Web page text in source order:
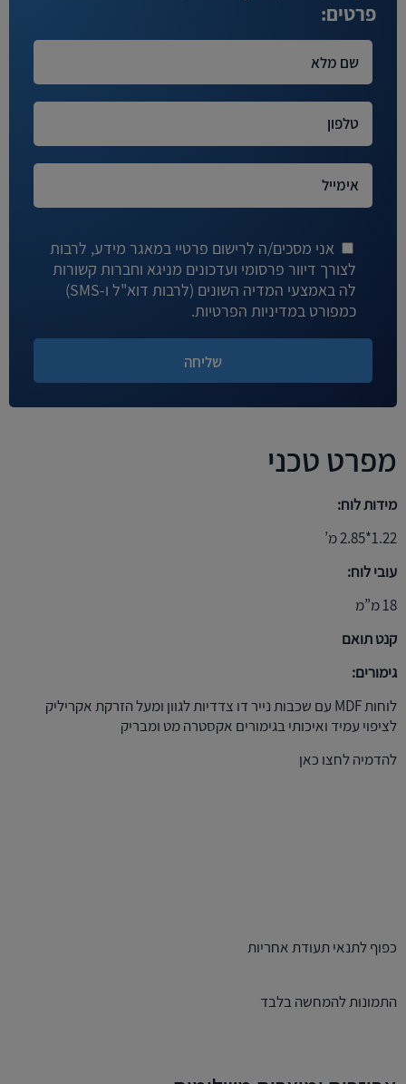
פרטים:
אני מסכים/ה לרישום פרטיי במאגר מידע, לרבות
לצורך דיוור פרסומי ועדכונים מניגא וחברות קשורות
לה באמצעי המדיה השונים (לרבות דוא"ל ו-SMS)
כמפורט במדיניות הפרטיות.
מפרט טכני
מידות לוח:
1.22*2.85 מ’
עובי לוח:
18 מ”מ
קנט תואם
גימורים:
לוחות MDF עם שכבות נייר דו צדדיות לגוון ומעל הזרקת אקריליק
לציפוי עמיד ואיכותי בגימורים אקסטרה מט ומבריק
להדמיה לחצו כאן
כפוף לתנאי תעודת אחריות
התמונות להמחשה בלבד